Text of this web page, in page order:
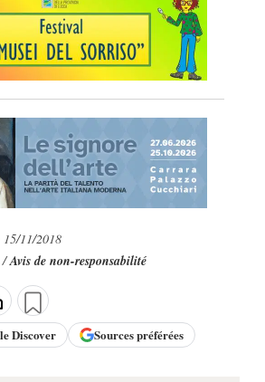
11/2018
/Avis de non-responsabilité
Discover Sources préférées